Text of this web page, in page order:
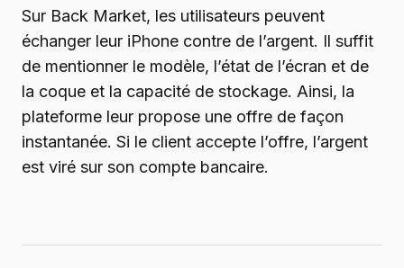
Sur Back Market, les utilisateurs peuvent
échanger leur iPhone contre de l’argent. Il suffit
de mentionner le modèle, l’état de l’écran et de
la coque et la capacité de stockage. Ainsi, la
plateforme leur propose une offre de façon
instantanée. Si le client accepte l’offre, l’argent
est viré sur son compte bancaire.